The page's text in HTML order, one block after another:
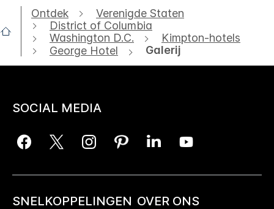
Ontdek
Verenigde Staten
District of Columbia
Washington D.C.
Kimpton-hotels
George Hotel
Galerij
SOCIAL MEDIA
SNELKOPPELINGEN OVER ONS